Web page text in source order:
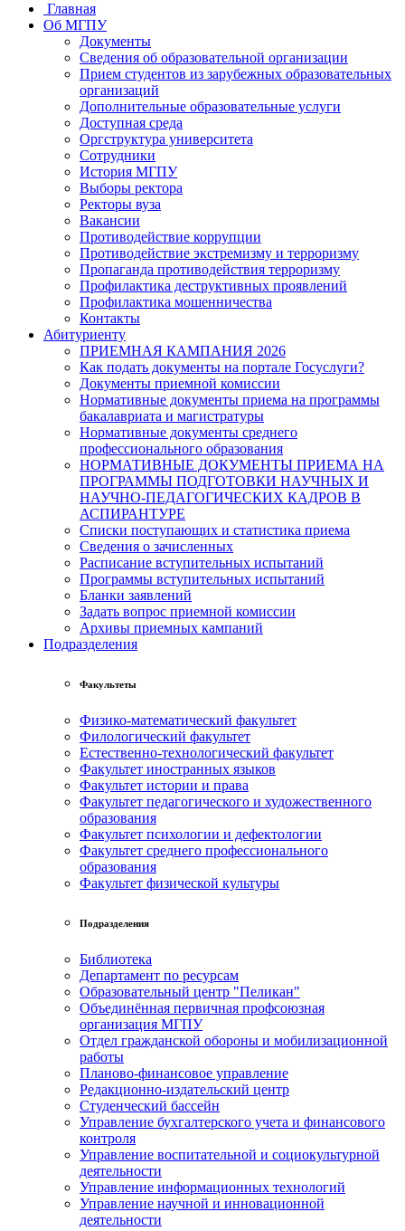
Главная
Об МГПУ
Документы
Сведения об образовательной организации
Прием студентов из зарубежных образовательных
организаций
Дополнительные образовательные услуги
Доступная среда
Оргструктура университета
Сотрудники
История МГПУ
Выборы ректора
Ректоры вуза
Вакансии
Противодействие коррупции
Противодействие экстремизму и терроризму
Пропаганда противодействия терроризму
Профилактика деструктивных проявлений
Профилактика мошенничества
Контакты
Абитуриенту
ПРИЕМНАЯ КАМПАНИЯ 2026
Как подать документы на портале Госуслуги?
Документы приемной комиссии
Нормативные документы приема на программы
бакалавриата и магистратуры
Нормативные документы среднего
профессионального образования
НОРМАТИВНЫЕ ДОКУМЕНТЫ ПРИЕМА НА
ПРОГРАММЫ ПОДГОТОВКИ НАУЧНЫХ И
НАУЧНО-ПЕДАГОГИЧЕСКИХ КАДРОВ В
АСПИРАНТУРЕ
Списки поступающих и статистика приема
Сведения о зачисленных
Расписание вступительных испытаний
Программы вступительных испытаний
Бланки заявлений
Задать вопрос приемной комиссии
Архивы приемных кампаний
Подразделения
Факультеты
Физико-математический факультет
Филологический факультет
Естественно-технологический факультет
Факультет иностранных языков
Факультет истории и права
Факультет педагогического и художественного
образования
Факультет психологии и дефектологии
Факультет среднего профессионального
образования
Факультет физической культуры
Подразделения
Библиотека
Департамент по ресурсам
Образовательный центр "Пеликан"
Объединённая первичная профсоюзная
организация МГПУ
Отдел гражданской обороны и мобилизационной
работы
Планово-финансовое управление
Редакционно-издательский центр
Студенческий бассейн
Управление бухгалтерского учета и финансового
контроля
Управление воспитательной и социокультурной
деятельности
Управление информационных технологий
Управление научной и инновационной
деятельности